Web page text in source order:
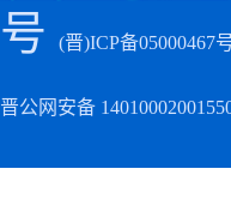
号
(晋)ICP备05000467
晋公网安备